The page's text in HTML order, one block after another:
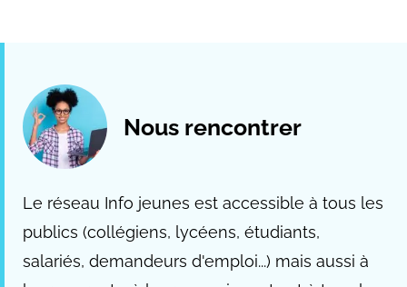
Nous rencontrer
Le réseau Info jeunes est accessible à tous les
publics (collégiens, lycéens, étudiants,
salariés, demandeurs d'emploi...) mais aussi à